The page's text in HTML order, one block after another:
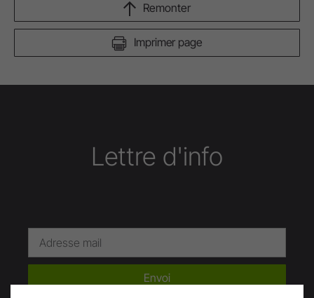
Imprimer page
Remonter
Lettre d'info
Envoi